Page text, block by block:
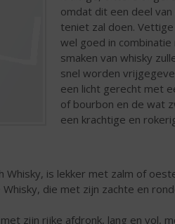
omdat dit een deel
teniet zal doen.
wel goed in
smaken van whisky
snel worden
een licht gerecht met
of bourbon en de wat
een krachtige en
Whisky, is lekker met zalm of
die met zijn zachte en
zijn rijke afdronk, lang en vol,